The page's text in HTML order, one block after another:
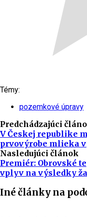
Témy:
pozemkové úpravy
Predchádzajúci
V Českej republike
prvovýrobe mlieka
Nasledujúci článok
Premiér: Obrovské
vplyv na výsledky
Iné články na